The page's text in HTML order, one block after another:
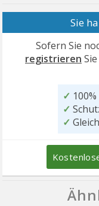
Sie
Sofern Sie
registrieren
✓
✓
✓